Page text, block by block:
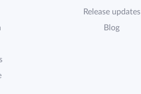
Release updates
Blog